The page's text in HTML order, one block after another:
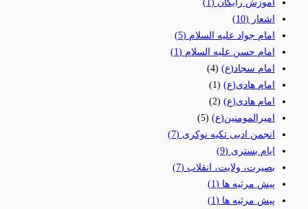
آموزش رایگان (1)
اشعار (10)
امام جواد علیه السلام (5)
امام حسن علیه السلام (1)
امام سجاد(ع) (4)
امام هادی(ع) (1)
امام هادی(ع) (2)
امیرالمومنین(ع) (5)
انجمن ادبی تکیه نوکری (7)
ایام بستری (9)
بصیرت، ولایت، انقلاب (7)
پیش مرثیه ها (1)
پیش مرثیه ها (1)